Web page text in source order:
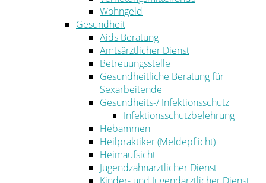
Wohngeld
Gesundheit
Aids Beratung
Amtsärztlicher Dienst
Betreuungsstelle
Gesundheitliche Beratung für
Sexarbeitende
Gesundheits-/ Infektionsschutz
Infektionsschutzbelehrung
Hebammen
Heilpraktiker (Meldepflicht)
Heimaufsicht
Jugendzahnärztlicher Dienst